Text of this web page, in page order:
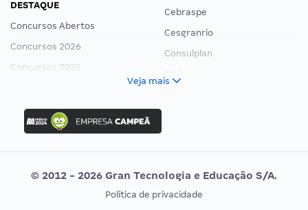
DESTAQUE
Concursos Abertos
Concursos 2026
Concursos 2025
Concurso Ibama
Concurso MPU
Editais publicados
Cebraspe
Cesgranrio
Consulplan
Vunesp
CONCURSOS POR PROFISSÃO EXAME DE ORDEM
Veja mais
© 2012 - 2026 Gran Tecnologia e Educação S/A.
Política de privacidade